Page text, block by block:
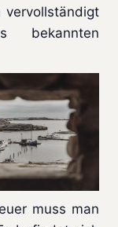
vervollständigt
muss man